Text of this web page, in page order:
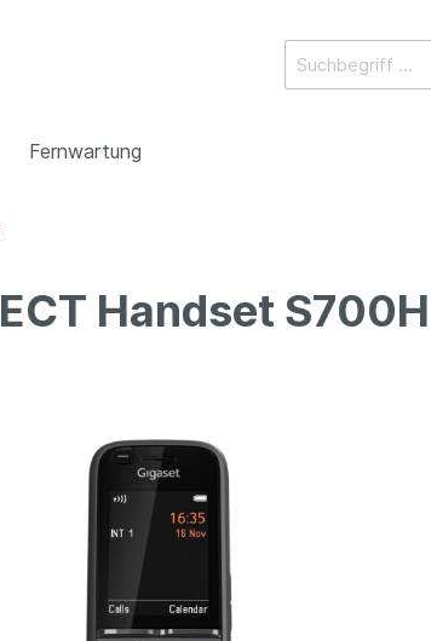
Fernwartung
DECT
Gateways
Handset